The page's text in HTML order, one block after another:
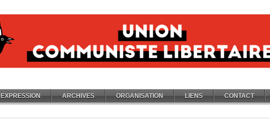
EXPRESSION ARCHIVES ORGANISATION LIENS CONTACT